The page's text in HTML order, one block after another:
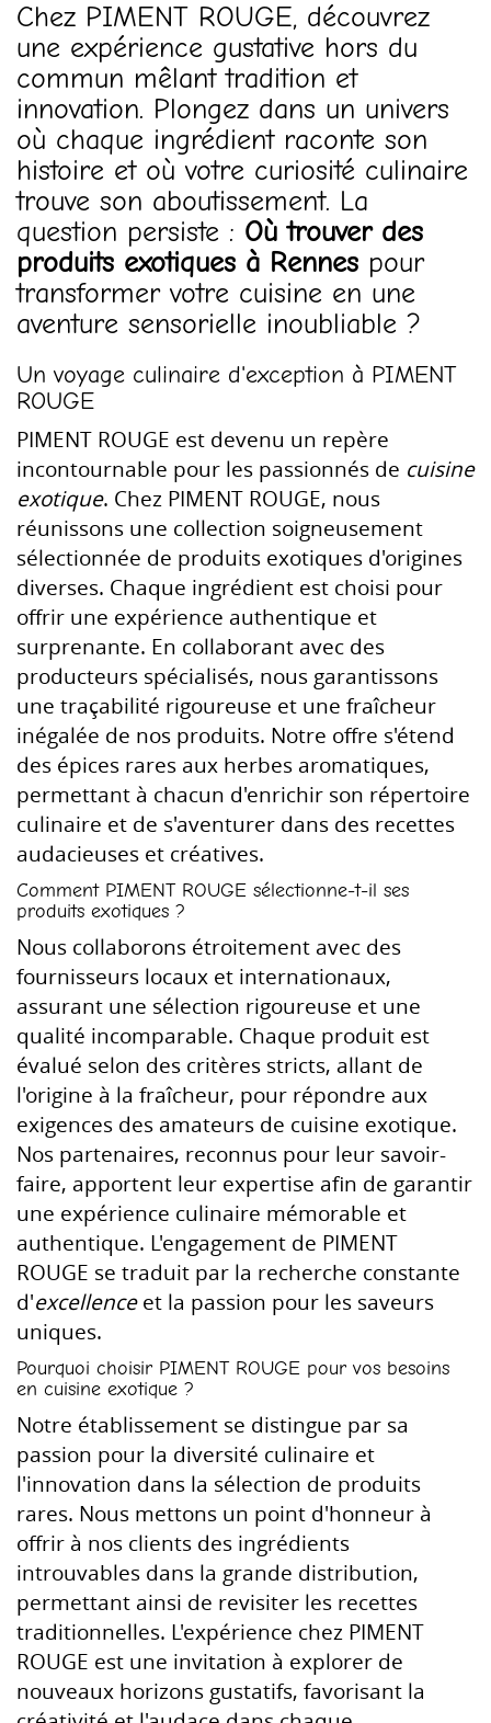
Chez PIMENT ROUGE, découvrez
une expérience gustative hors du
commun mêlant tradition et
innovation. Plongez dans un univers
où chaque ingrédient raconte son
histoire et où votre curiosité culinaire
trouve son aboutissement. La
question persiste : Où trouver des
produits exotiques à Rennes pour
transformer votre cuisine en une
aventure sensorielle inoubliable ?
Un voyage culinaire d'exception à PIMENT
ROUGE
PIMENT ROUGE est devenu un repère
incontournable pour les passionnés de cuisine
exotique. Chez PIMENT ROUGE, nous
réunissons une collection soigneusement
sélectionnée de produits exotiques d'origines
diverses. Chaque ingrédient est choisi pour
offrir une expérience authentique et
surprenante. En collaborant avec des
producteurs spécialisés, nous garantissons
une traçabilité rigoureuse et une fraîcheur
inégalée de nos produits. Notre offre s'étend
des épices rares aux herbes aromatiques,
permettant à chacun d'enrichir son répertoire
culinaire et de s'aventurer dans des recettes
audacieuses et créatives.
Comment PIMENT ROUGE sélectionne-t-il ses
produits exotiques ?
Nous collaborons étroitement avec des
fournisseurs locaux et internationaux,
assurant une sélection rigoureuse et une
qualité incomparable. Chaque produit est
évalué selon des critères stricts, allant de
l'origine à la fraîcheur, pour répondre aux
exigences des amateurs de cuisine exotique.
Nos partenaires, reconnus pour leur savoir-
faire, apportent leur expertise afin de garantir
une expérience culinaire mémorable et
authentique. L'engagement de PIMENT
ROUGE se traduit par la recherche constante
d'excellenceet la passion pour les saveurs
uniques.
Pourquoi choisir PIMENT ROUGE pour vos besoins
en cuisine exotique ?
Notre établissement se distingue par sa
passion pour la diversité culinaire et
l'innovation dans la sélection de produits
rares. Nous mettons un point d'honneur à
offrir à nos clients des ingrédients
introuvables dans la grande distribution,
permettant ainsi de revisiter les recettes
traditionnelles. L'expérience chez PIMENT
ROUGE est une invitation à explorer de
nouveaux horizons gustatifs, favorisant la